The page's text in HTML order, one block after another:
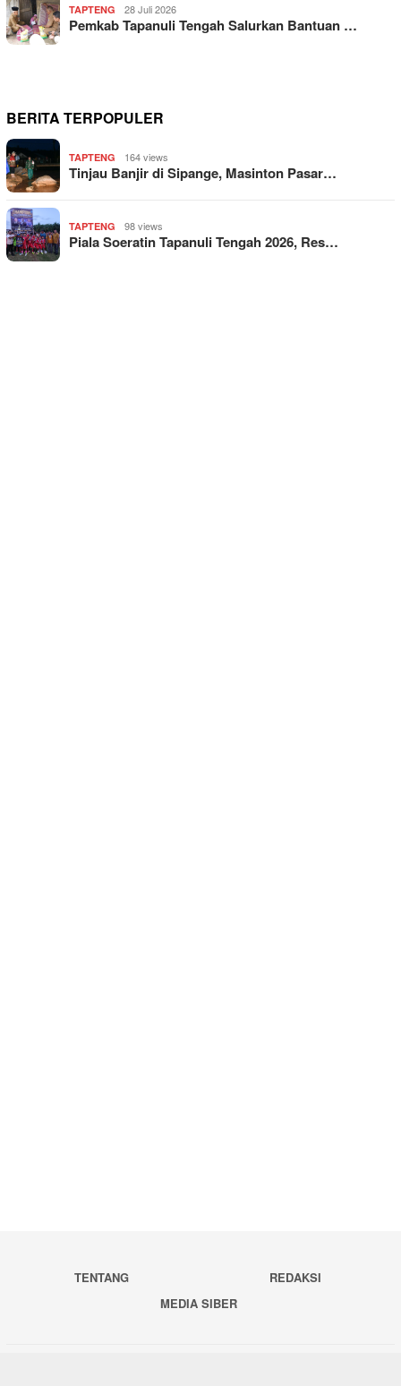
TAPTENG 28 Juli 2026
Pemkab Tapanuli Tengah Salurkan Bantuan …
BERITA TERPOPULER
TAPTENG 164 views
Tinjau Banjir di Sipange, Masinton Pasar…
TAPTENG 98 views
Piala Soeratin Tapanuli Tengah 2026, Res…
TENTANG
REDAKSI
MEDIA SIBER